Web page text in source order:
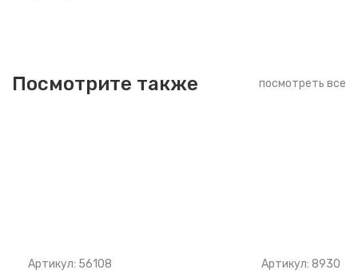
Посмотрите также посмотреть все
Артикул: 56108
Артикул: 8930